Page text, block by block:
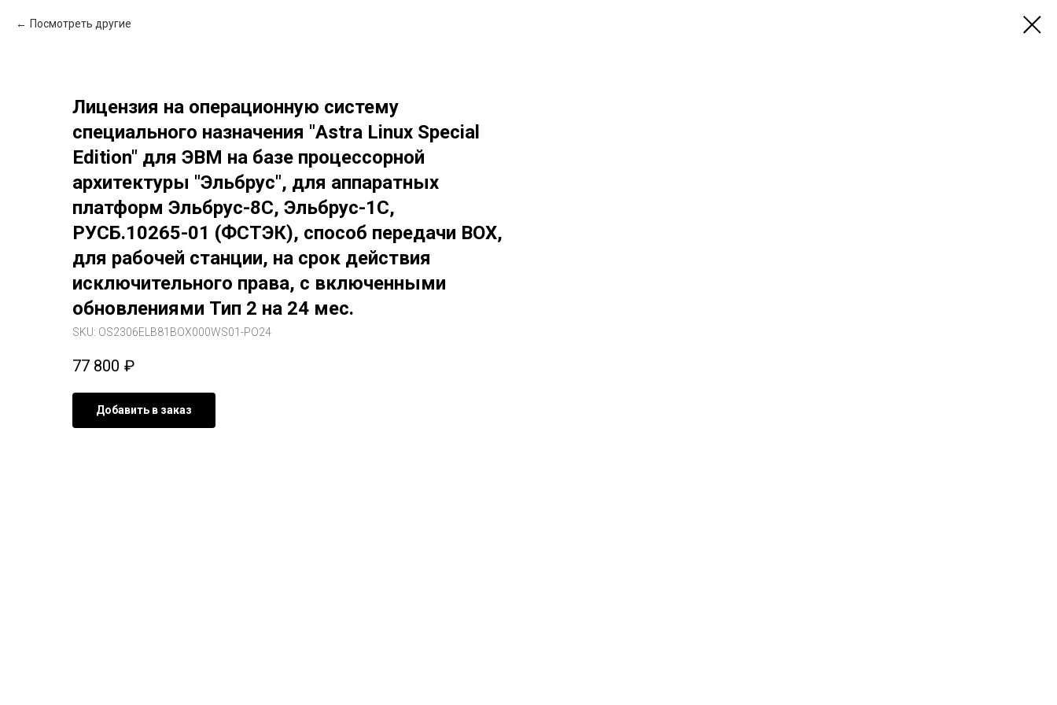
Посмотреть другие
Лицензия на операционную систему
специального назначения "Astra Linux Special
Edition" для ЭВМ на базе процессорной
архитектуры "Эльбрус", для аппаратных
платформ Эльбрус-8С, Эльбрус-1С,
РУСБ.10265-01 (ФСТЭК), способ передачи BOX,
для рабочей станции, на срок действия
исключительного права, с включенными
обновлениями Тип 2 на 24 мес.
SKU: OS2306ELB81BOX000WS01-PO24
77 800 ₽
Добавить в заказ